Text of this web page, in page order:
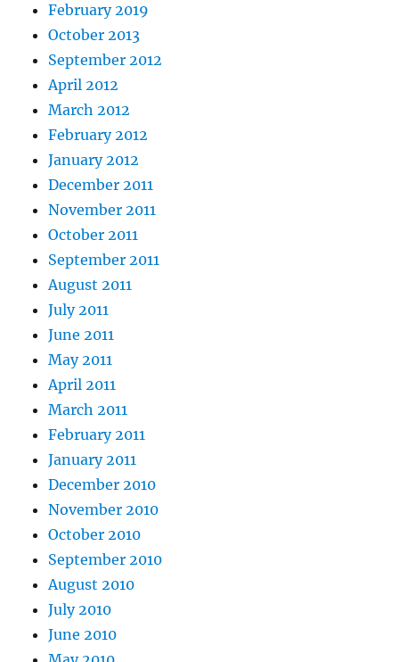
February 2019
October 2013
September 2012
April 2012
March 2012
February 2012
January 2012
December 2011
November 2011
October 2011
September 2011
August 2011
July 2011
June 2011
May 2011
April 2011
March 2011
February 2011
January 2011
December 2010
November 2010
October 2010
September 2010
August 2010
July 2010
June 2010